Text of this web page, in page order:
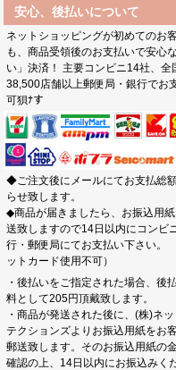
安心、後払いについて
ネットショッピングが初めてのお
も、商品受領後のお支払いで安心
い」決済！ 主要コンビニ14社、全
38,500店舗以上郵便局・銀行でお
可狽ﾅす
◆ご注文後にメールにてお支払総
らせ致します。
◆商品が届きましたら、お振込用
送致しますので14日以内にコンビ
行・郵便局にてお支払い下さい。
ットカード使用不可）
・後払いをご指定された場合、後
料として205円頂戴致します。
・商品が発送された後に、(株)ネ
テクションズよりお振込用紙をお
郵送致します。そのお振込用紙の
確認の上、14日以内にお振込みく